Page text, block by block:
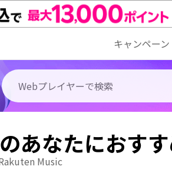
キャンペーン
あなたにおす
Music